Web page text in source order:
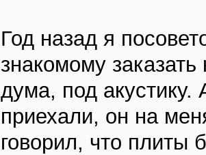
Год назад я
знакомому
дума, под акустику.
приехали, он на
говорил, что плиты